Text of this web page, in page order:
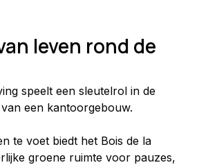
leven rond de
speelt een sleutelrol in de
een kantoorgebouw.
te voet biedt het Bois de la
groene ruimte voor pauzes,